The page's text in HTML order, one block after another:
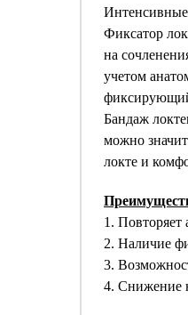
Интенсивные
Фиксатор
на
учетом
Бандаж
можно
локте и
1. Повторяет
2. Наличие
3.
4. Снижение